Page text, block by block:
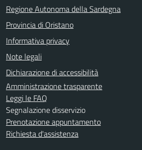
Regione Autonoma della Sardegna
Provincia di Oristano
Informativa privacy
Note legali
Dichiarazione di accessibilità
Amministrazione trasparente
Leggi le FAQ
Segnalazione disservizio
Prenotazione appuntamento
Richiesta d'assistenza